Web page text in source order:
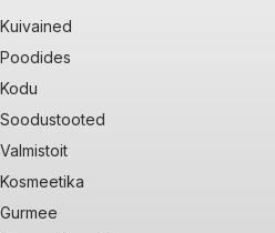
Kuivained
Poodides
Kodu
Soodustooted
Valmistoit
Kosmeetika
Gurmee